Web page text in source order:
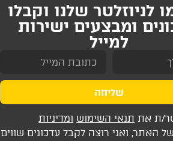
לניוזלטר שלנו וקבלו
ומבצעים ישירות
למייל
ת את תנאי השימוש ומדיניות
האתר, ואני רוצה לקבל עדכונים שווים
שליחה